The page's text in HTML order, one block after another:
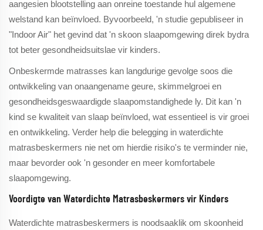
aangesien blootstelling aan onreine toestande hul algemene
welstand kan beïnvloed. Byvoorbeeld, 'n studie gepubliseer in
"Indoor Air" het gevind dat 'n skoon slaapomgewing direk bydra
tot beter gesondheidsuitslae vir kinders.
Onbeskermde matrasses kan langdurige gevolge soos die
ontwikkeling van onaangename geure, skimmelgroei en
gesondheidsgeswaardigde slaapomstandighede ly. Dit kan 'n
kind se kwaliteit van slaap beïnvloed, wat essentieel is vir groei
en ontwikkeling. Verder help die belegging in waterdichte
matrasbeskermers nie net om hierdie risiko's te verminder nie,
maar bevorder ook 'n gesonder en meer komfortabele
slaapomgewing.
Voordigte van Waterdichte Matrasbeskermers vir Kinders
Waterdichte matrasbeskermers is noodsaaklik om skoonheid